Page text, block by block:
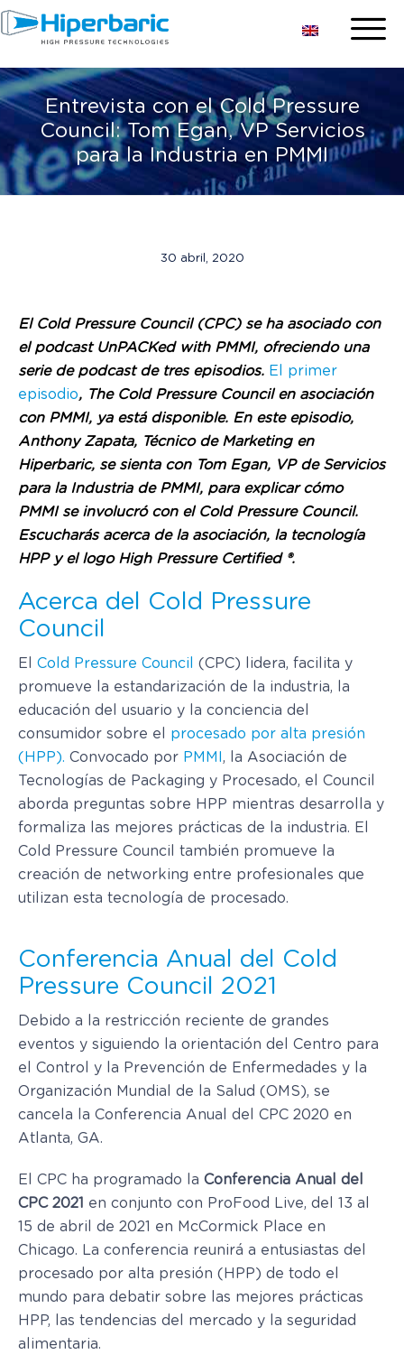
Entrevista con el Cold Pressure
Council: Tom Egan, VP Servicios
para la Industria en PMMI
30 abril, 2020
El Cold Pressure Council (CPC) se ha asociado con
el podcast UnPACKed with PMMI, ofreciendo una
serie de podcast de tres episodios. El primer
episodio, The Cold Pressure Council en asociación
con PMMI, ya está disponible. En este episodio,
Anthony Zapata, Técnico de Marketing en
Hiperbaric, se sienta con Tom Egan, VP de Servicios
para la Industria de PMMI, para explicar cómo
PMMI se involucró con el Cold Pressure Council.
Escucharás acerca de la asociación, la tecnología
HPP y el logo High Pressure Certified ®.
Acerca del Cold Pressure
Council
El Cold Pressure Council
(CPC) lidera, facilita y
promueve la estandarización de la industria, la
educación del usuario y la conciencia del
consumidor sobre el procesado por alta presión
(HPP). Convocado por PMMI , la Asociación de
Tecnologías de Packaging y Procesado, el Council
aborda preguntas sobre HPP mientras desarrolla y
formaliza las mejores prácticas de la industria. El
Cold Pressure Council también promueve la
creación de networking entre profesionales que
utilizan esta tecnología de procesado.
Conferencia Anual del Cold
Pressure Council 2021
Debido a la restricción reciente de grandes
eventos y siguiendo la orientación del Centro para
el Control y la Prevención de Enfermedades y la
Organización Mundial de la Salud (OMS), se
cancela la Conferencia Anual del CPC 2020 en
Atlanta, GA.
El CPC ha programado la Conferencia Anual del
CPC 2021 en conjunto con ProFood Live, del 13 al
15 de abril de 2021 en McCormick Place en
Chicago. La conferencia reunirá a entusiastas del
procesado por alta presión (HPP) de todo el
mundo para debatir sobre las mejores prácticas
HPP, las tendencias del mercado y la seguridad
alimentaria.